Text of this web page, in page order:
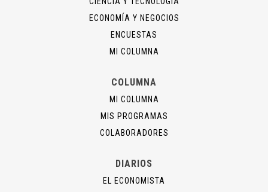
ECONOMÍA Y NEGOCIOS
ENCUESTAS
MI COLUMNA
COLUMNA
MI COLUMNA
MIS PROGRAMAS
COLABORADORES
DIARIOS
EL ECONOMISTA